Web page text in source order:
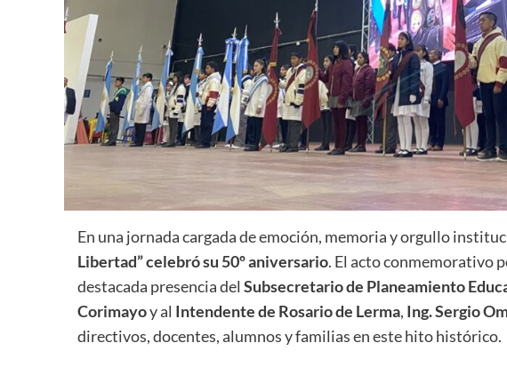
En una jornada cargada de emoción, memoria y orgullo
Libertad” celebró su 50º aniversario. El acto conmemorativo
destacada presencia del Subsecretario de Planeamiento
Corimayoy al Intendente de Rosario de Lerma, Ing. Sergio
directivos, docentes, alumnos y familias en este hito histórico.